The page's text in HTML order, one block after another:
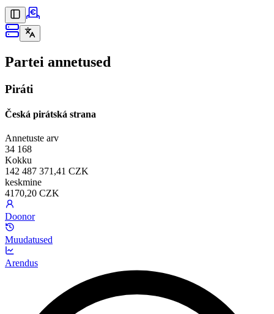
Partei annetused
Piráti
Česká pirátská strana
Annetuste arv
34 168
Kokku
142 487 371,41 CZK
keskmine
4170,20 CZK
Doonor
Muudatused
Arendus